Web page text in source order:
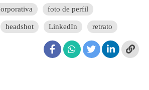
foto de perfil
headshot LinkedIn retrato